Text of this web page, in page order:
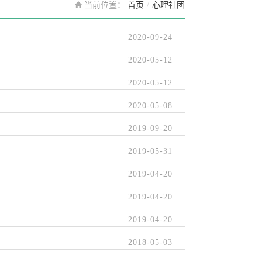
当前位置： 首页 / 心理社团
2020-09-24
2020-05-12
2020-05-12
2020-05-08
2019-09-20
2019-05-31
2019-04-20
2019-04-20
2019-04-20
2018-05-03